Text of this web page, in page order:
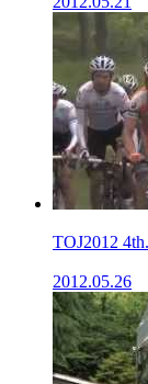
TOJ2012
2012.05.26